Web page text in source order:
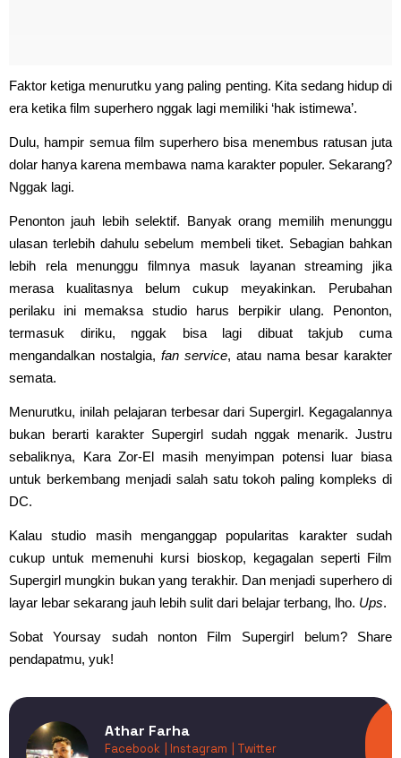
Faktor ketiga menurutku yang paling penting. Kita sedang hidup di
era ketika film superhero nggak lagi memiliki ‘hak istimewa’.
Dulu, hampir semua film superhero bisa menembus ratusan juta
dolar hanya karena membawa nama karakter populer. Sekarang?
Nggak lagi.
Penonton jauh lebih selektif. Banyak orang memilih menunggu
ulasan terlebih dahulu sebelum membeli tiket. Sebagian bahkan
lebih rela menunggu filmnya masuk layanan streaming jika
merasa kualitasnya belum cukup meyakinkan. Perubahan
perilaku ini memaksa studio harus berpikir ulang. Penonton,
termasuk diriku, nggak bisa lagi dibuat takjub cuma
mengandalkan nostalgia, fan service, atau nama besar karakter
semata.
Menurutku, inilah pelajaran terbesar dari Supergirl. Kegagalannya
bukan berarti karakter Supergirl sudah nggak menarik. Justru
sebaliknya, Kara Zor-El masih menyimpan potensi luar biasa
untuk berkembang menjadi salah satu tokoh paling kompleks di
DC.
Kalau studio masih menganggap popularitas karakter sudah
cukup untuk memenuhi kursi bioskop, kegagalan seperti Film
Supergirl mungkin bukan yang terakhir. Dan menjadi superhero di
layar lebar sekarang jauh lebih sulit dari belajar terbang, lho. Ups.
Sobat Yoursay sudah nonton Film Supergirl belum? Share
pendapatmu, yuk!
Athar Farha
Facebook | Instagram
| Twitter